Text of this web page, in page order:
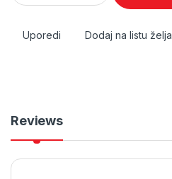
Uporedi Dodaj na listu želja
Reviews